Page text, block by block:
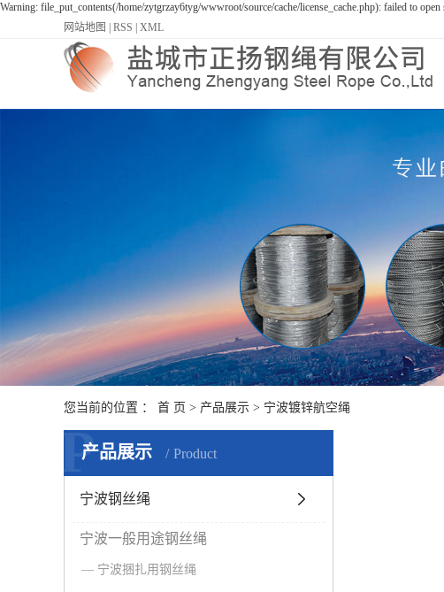
Warning: file_put_contents(/home/zytgrzay6tyg/wwwroot/source/cache/license_cache.php): failed to
网站地图
RSS XML
您当前的位置 ： 首 页 > 产品展示 > 宁波镀锌航空绳
产品展示 Product
P
宁波钢丝绳
宁波一般用途钢丝绳
宁波捆扎用钢丝绳